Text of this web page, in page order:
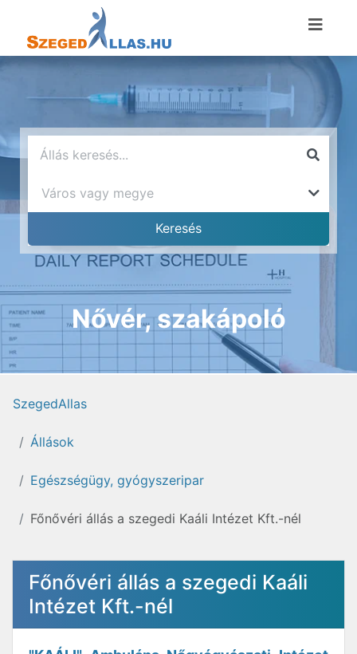
Nővér, szakápoló
SzegedAllas
Állások
Egészségügy, gyógyszeripar
Főnővéri állás a szegedi Kaáli Intézet Kft.-nél
Főnővéri állás a szegedi Kaáli
Intézet Kft.-nél